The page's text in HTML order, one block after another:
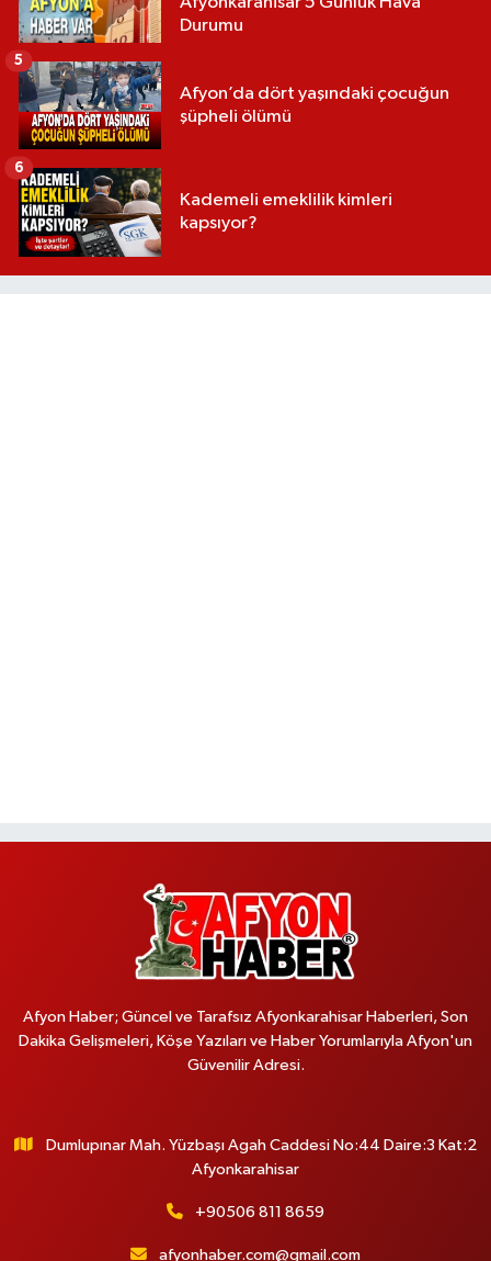
Durumu
Afyon’da dört yaşındaki çocuğun
şüpheli ölümü
5
Kademeli emeklilik kimleri
kapsıyor?
6
Afyon Haber; Güncel ve Tarafsız Afyonkarahisar Haberleri, Son
Dakika Gelişmeleri, Köşe Yazıları ve Haber Yorumlarıyla Afyon'un
Güvenilir Adresi.
Dumlupınar Mah. Yüzbaşı Agah Caddesi No:44 Daire:3 Kat:2
Afyonkarahisar
+90506 811 8659
afyonhaber.com@gmail.com